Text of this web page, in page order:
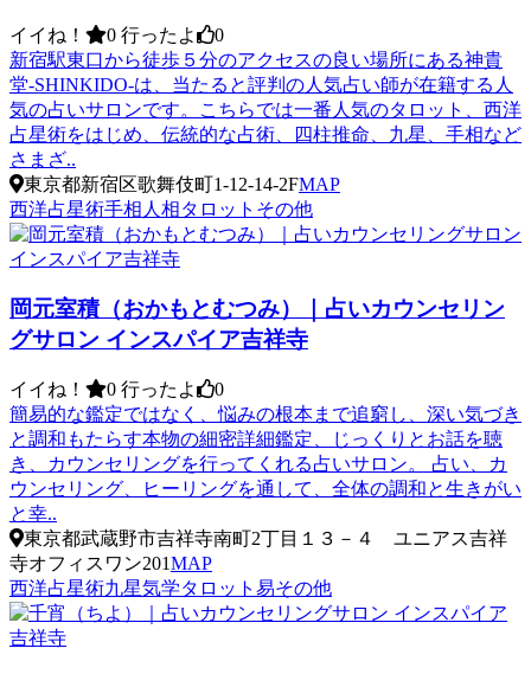
イイね！ 0 行ったよ
0
新宿駅東口から徒歩５分のアクセスの良い場所にある神貴
堂-SHINKIDO-は、当たると評判の人気占い師が在籍する人
気の占いサロンです。こちらでは一番人気のタロット、西洋
占星術をはじめ、伝統的な占術、四柱推命、九星、手相など
さまざ..
東京都新宿区歌舞伎町1-12-14-2FMAP
西洋占星術手相 人相タロット その他
岡元室積（おかもとむつみ）｜占いカウンセリン
グサロン インスパイア吉祥寺
イイね！ 0 行ったよ
0
簡易的な鑑定ではなく、悩みの根本まで追窮し、深い気づき
と調和もたらす本物の細密詳細鑑定、じっくりとお話を聴
き、カウンセリングを行ってくれる占いサロン。 占い、カ
ウンセリング、ヒーリングを通して、全体の調和と生きがい
と幸..
東京都武蔵野市吉祥寺南町2丁目１３－４ ユニアス吉祥
寺オフィスワン201MAP
西洋占星術九星気学タロット 易その他